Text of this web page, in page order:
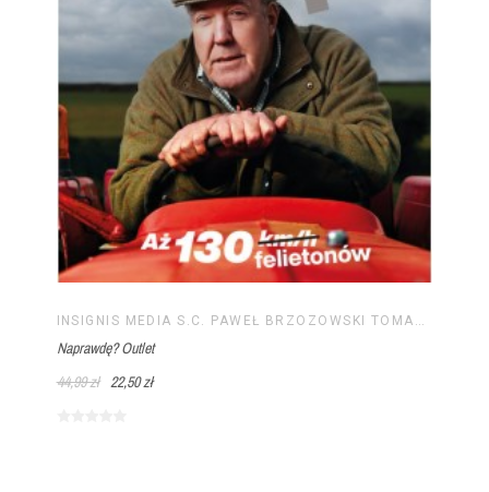
Naprawdę? Outlet
44,99 zł 22,50 zł